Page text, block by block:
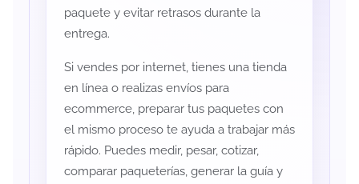
paquete y evitar retrasos durante la
entrega.
Si vendes por internet, tienes una tienda
en línea o realizas envíos para
ecommerce, preparar tus paquetes con
el mismo proceso te ayuda a trabajar más
rápido. Puedes medir, pesar, cotizar,
comparar paqueterías, generar la guía y